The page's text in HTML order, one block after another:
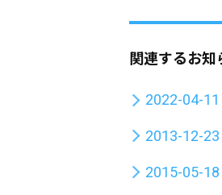
関連するお知
2022-04-11
2013-12-23
2015-05-18